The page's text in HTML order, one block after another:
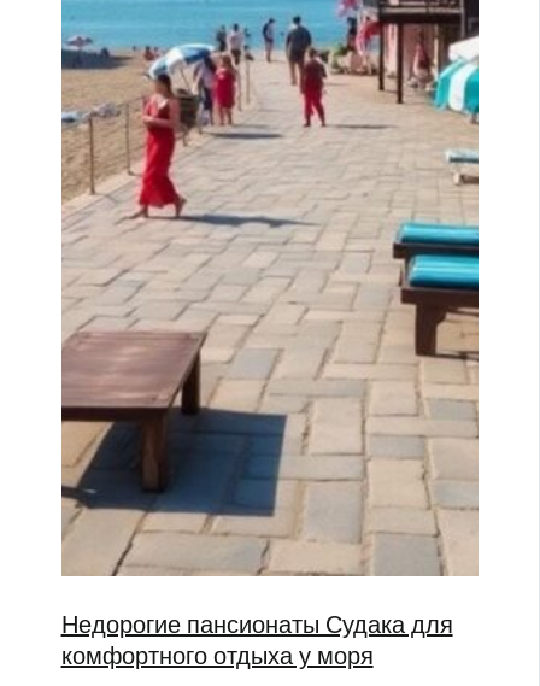
Недорогие пансионаты Судака для
комфортного отдыха у моря